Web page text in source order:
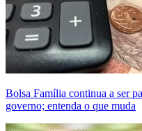
Bolsa Família continua a ser
governo; entenda o que muda